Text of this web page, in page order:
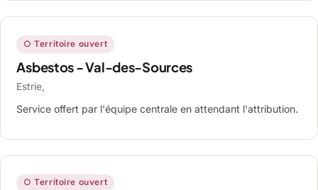
○ Territoire ouvert
Asbestos - Val-des-Sources
Estrie,
Service offert par l'équipe centrale en attendant l'attribution.
○ Territoire ouvert